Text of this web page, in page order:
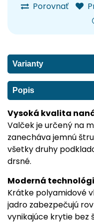
Porovnať
Varianty
Popis
Vysoká kvalita
Valček je určený na
zanecháva jemnú
všetky druhy
drsné.
Moderná
Krátke polyamidové
jadro zabezpečujú
vynikajúce krytie bez